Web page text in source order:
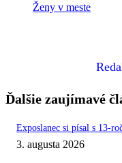
Ženy v meste
Ďalšie zaujímavé
Exposlanec si písal s 13-
3. augusta 2026